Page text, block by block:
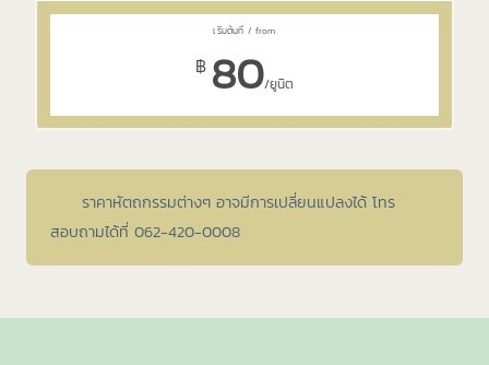
฿ 80/ยูนิต
ราคาหัตถกรรมต่างๆ อาจมีการเปลี่ยนแปลงได้ โทร
สอบถามได้ที่ 062-420-0008